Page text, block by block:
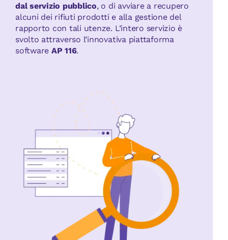
dal servizio pubblico, o di avviare a recupero
alcuni dei rifiuti prodotti e alla gestione del
rapporto con tali utenze. L’intero servizio è
svolto attraverso l’innovativa piattaforma
software AP 116.